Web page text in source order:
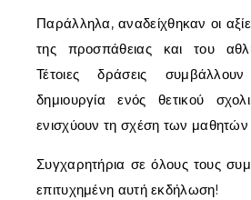
Παράλληλα, αναδείχθηκαν οι
της προσπάθειας και του
Τέτοιες δράσεις
δημιουργία ενός θετικού
ενισχύουν τη σχέση των μαθητών
Συγχαρητήρια σε όλους τους
επιτυχημένη αυτή εκδήλωση!